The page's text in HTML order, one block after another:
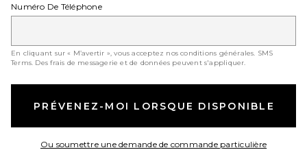
Numéro De Téléphone
En cliquant sur « M’avertir », vous acceptez nos conditions générales. SMS
Terms. Des frais de messagerie et de données peuvent s'appliquer.
PRÉVENEZ-MOI LORSQUE DISPONIBLE
Ou soumettre une demande de commande particulièreOpens in